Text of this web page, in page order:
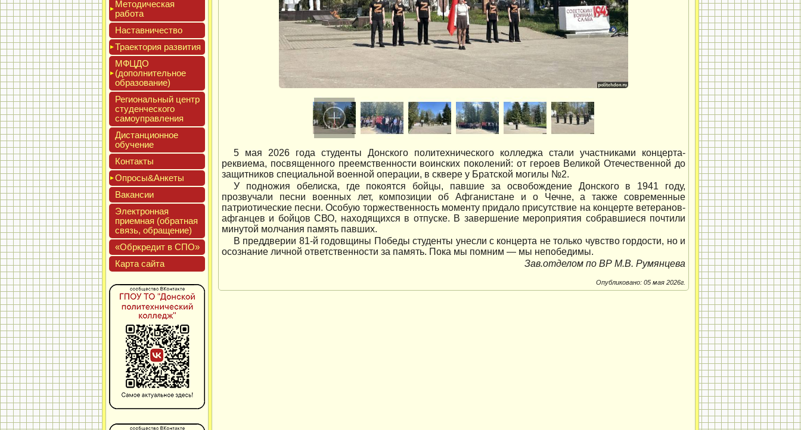
Мето­дичес­кая
ра­бота
Нас­тавни­чес­тво
Тра­ек­то­рия раз­ви­тия
МФЦДО
(до­пол­ни­тель­ное
об­ра­зова­ние)
Реги­ональ­ный центр
сту­ден­ческо­го
са­мо­уп­равле­ния
Дис­танци­он­ное
обу­чение
Кон­такты
Опро­сы&Анке­ты
Вакан­сии
Элек­трон­ная
при­ем­ная (об­ратная
связь, об­ра­щение)
«Обркре­дит в СПО»
Кар­та сай­та
5 мая 2026 года студенты Донского политехнического колледжа стали участниками концерта-
реквиема, посвященного преемственности воинских поколений: от героев Великой Отечественной до
защитников специальной военной операции, в сквере у Братской могилы №2.
У подножия обелиска, где покоятся бойцы, павшие за освобождение Донского в 1941 году,
прозвучали песни военных лет, композиции об Афганистане и о Чечне, а также современные
патриотические песни. Особую торжественность моменту придало присутствие на концерте ветеранов-
афганцев и бойцов СВО, находящихся в отпуске. В завершение мероприятия собравшиеся почтили
минутой молчания память павших.
В преддверии 81-й годовщины Победы студенты унесли с концерта не только чувство гордости, но и
осознание личной ответственности за память. Пока мы помним — мы непобедимы.
Зав.отделом по ВР М.В. Румянцева
Опубликовано: 05 мая 2026г.